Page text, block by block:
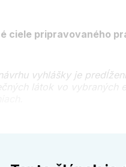
ciele pripravovaného
vyhlášky je
látok vo vybraných